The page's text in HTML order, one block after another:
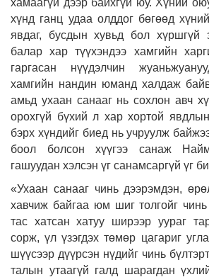
хамаагүй дээр байхгүй юу. Хүний
хүнд ганц удаа олддог бөгөөд
явдаг, бусдын хувьд бол хүршгүй
балар хар түүхэндээ хамгийн
гаргасан нүүдэлчин
хамгийн нандин юманд халдаж
амьд ухаан санааг нь сохлон авч
орохгүй бүхий л хар хортой
бэрх хүндийг биед нь учруулж
боол болсон хүүгээ санаж
гашуудан хэлсэн үг санамсаргүй үг
«Ухаан санааг чинь дээрэмдэн,
хавчиж байгаа юм шиг толгойг
тас хатсан хатуу ширээр уураг
сорж, үл үзэгдэх төмөр цагариг
шүүсээр дүүрсэн нүдийг чинь
талын утаагүй галд шарагдан